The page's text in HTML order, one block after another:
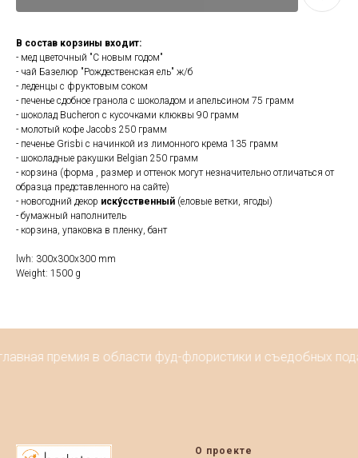
В состав корзины входит:
- мед цветочный "С новым годом"
- чай Базелюр "Рождественская ель" ж/б
- леденцы с фруктовым соком
- печенье сдобное гранола с шоколадом и апельсином 75 грамм
- шоколад Bucheron с кусочками клюквы 90 грамм
- молотый кофе Jacobs 250 грамм
- печенье Grisbi с начинкой из лимонного крема 135 грамм
- шоколадные ракушки Belgian 250 грамм
- корзина (форма , размер и оттенок могут незначительно отличаться от
образца представленного на сайте)
- новогодний декор иску́сственный (еловые ветки, ягоды)
- бумажный наполнитель
- корзина, упаковка в пленку, бант
lwh: 300x300x300 mm
Weight: 1500 g
премия в области фуд-флористики и съедобных
О проекте